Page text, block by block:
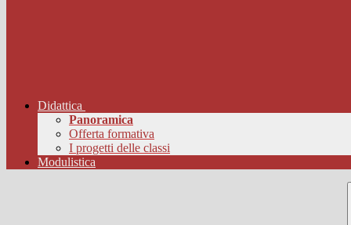
Didattica
Panoramica
Offerta formativa
I progetti delle classi
Modulistica